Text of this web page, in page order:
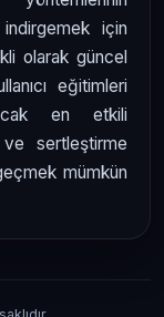
için
olarak güncel
eğitimleri
en etkili
ve sertleştirme
mümkün